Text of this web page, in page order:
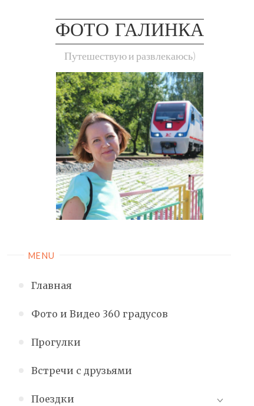
ФОТО ГАЛИНКА
Путешествую и развлекаюсь)
MENU
Главная
Фото и Видео 360 градусов
Прогулки
Встречи с друзьями
Поездки